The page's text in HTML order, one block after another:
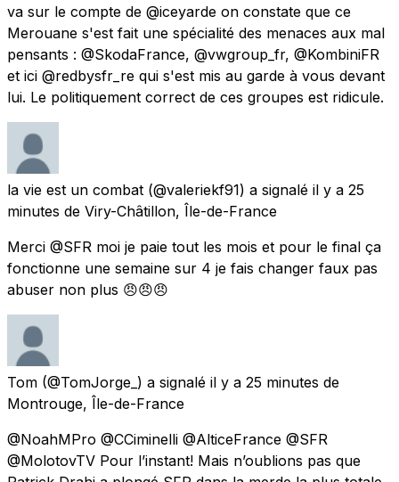
va sur le compte de @iceyarde on constate que ce
Merouane s'est fait une spécialité des menaces aux mal
pensants : @SkodaFrance, @vwgroup_fr, @KombiniFR
et ici @redbysfr_re qui s'est mis au garde à vous devant
lui. Le politiquement correct de ces groupes est ridicule.
la vie est un combat (@valeriekf91) a signalé il y a 25
minutes de Viry-Châtillon, Île-de-France
Merci @SFR moi je paie tout les mois et pour le final ça
fonctionne une semaine sur 4 je fais changer faux pas
abuser non plus 😠😠😠
Tom (@TomJorge_) a signalé il y a 25 minutes de
Montrouge, Île-de-France
@NoahMPro @CCiminelli @AlticeFrance @SFR
@MolotovTV Pour l’instant! Mais n’oublions pas que